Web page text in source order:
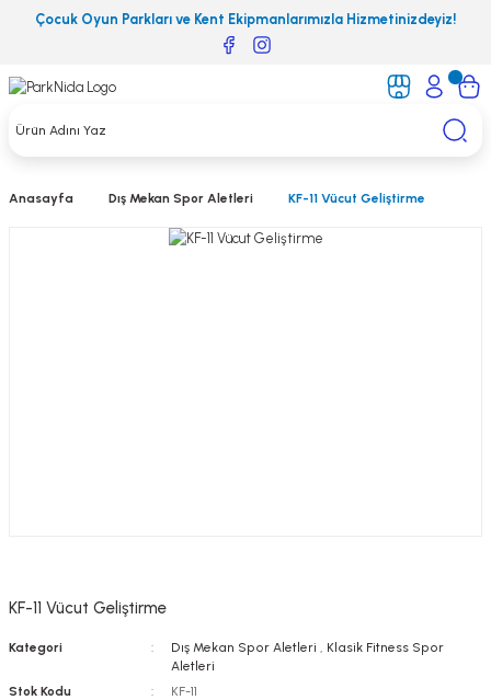
Çocuk Oyun Parkları ve Kent Ekipmanlarımızla Hizmetinizdeyiz!
Anasayfa Dış Mekan Spor Aletleri KF-11 Vücut Geliştirme
KF-11 Vücut Geliştirme
Kategori Dış Mekan Spor Aletleri
Klasik Fitness Spor
Aletleri
Stok Kodu
KF-11